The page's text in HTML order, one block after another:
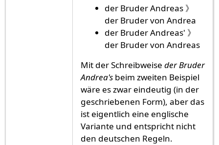
der Bruder Andreas 》
der Bruder von Andrea
der Bruder Andreas' 》
der Bruder von Andreas
Mit der Schreibweise der Bruder
Andrea's beim zweiten Beispiel
wäre es zwar eindeutig (in der
geschriebenen Form), aber das
ist eigentlich eine englische
Variante und entspricht nicht
den deutschen Regeln.